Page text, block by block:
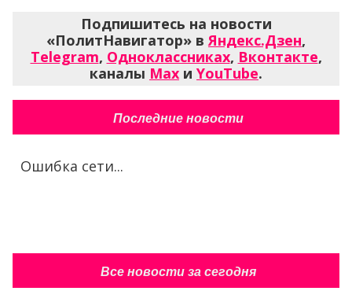
Подпишитесь на новости
«ПолитНавигатор» вЯндекс.Дзен,
Telegram, Одноклассниках, Вконтакте,
каналы Max и YouTube.
Последние новости
Ошибка сети...
Все новости за сегодня